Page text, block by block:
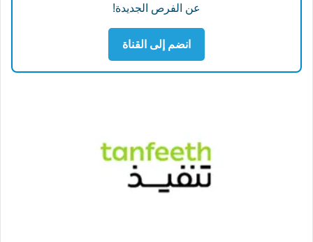
عن الفرص الجديدة!
انضم إلى القناة